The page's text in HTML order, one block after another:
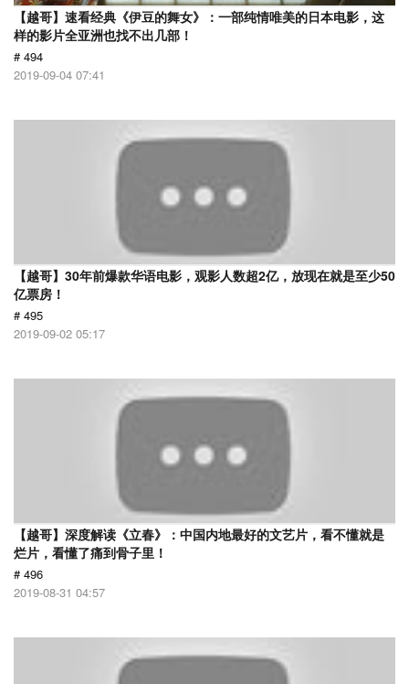
【越哥】速看经典《伊豆的舞女》：一部纯情唯美的日本电影，这
样的影片全亚洲也找不出几部！
# 494
2019-09-04 07:41
【越哥】30年前爆款华语电影，观影人数超2亿，放现在就是至少50
亿票房！
# 495
2019-09-02 05:17
【越哥】深度解读《立春》：中国内地最好的文艺片，看不懂就是
烂片，看懂了痛到骨子里！
# 496
2019-08-31 04:57